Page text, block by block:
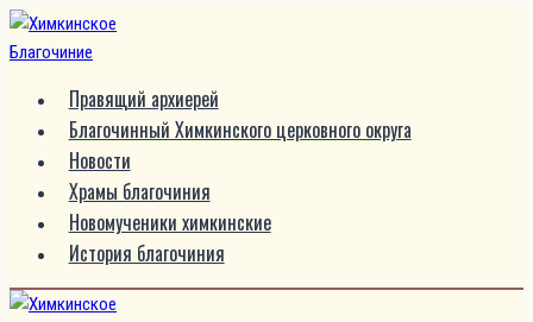
Перейти
к
Правящий архиерей
Благочинный Химкинского церковного округа
Новости
Храмы благочиния
Новомученики химкинские
История благочиния